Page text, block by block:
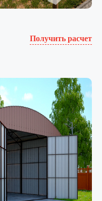
Получить расчет